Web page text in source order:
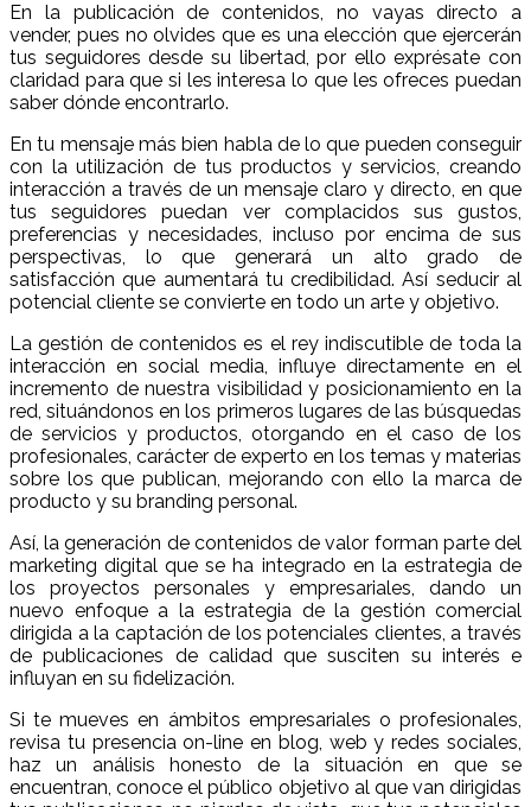
En la publicación de contenidos, no vayas directo a
vender, pues no olvides que es una elección que ejercerán
tus seguidores desde su libertad, por ello exprésate con
claridad para que si les interesa lo que les ofreces puedan
saber dónde encontrarlo.
En tu mensaje más bien habla de lo que pueden conseguir
con la utilización de tus productos y servicios, creando
interacción a través de un mensaje claro y directo, en que
tus seguidores puedan ver complacidos sus gustos,
preferencias y necesidades, incluso por encima de sus
perspectivas, lo que generará un alto grado de
satisfacción que aumentará tu credibilidad. Así seducir al
potencial cliente se convierte en todo un arte y objetivo.
La gestión de contenidos es el rey indiscutible de toda la
interacción en social media, influye directamente en el
incremento de nuestra visibilidad y posicionamiento en la
red, situándonos en los primeros lugares de las búsquedas
de servicios y productos, otorgando en el caso de los
profesionales, carácter de experto en los temas y materias
sobre los que publican, mejorando con ello la marca de
producto y su branding personal.
Así, la generación de contenidos de valor forman parte del
marketing digital que se ha integrado en la estrategia de
los proyectos personales y empresariales, dando un
nuevo enfoque a la estrategia de la gestión comercial
dirigida a la captación de los potenciales clientes, a través
de publicaciones de calidad que susciten su interés e
influyan en su fidelización.
Si te mueves en ámbitos empresariales o profesionales,
revisa tu presencia on-line en blog, web y redes sociales,
haz un análisis honesto de la situación en que se
encuentran, conoce el público objetivo al que van dirigidas